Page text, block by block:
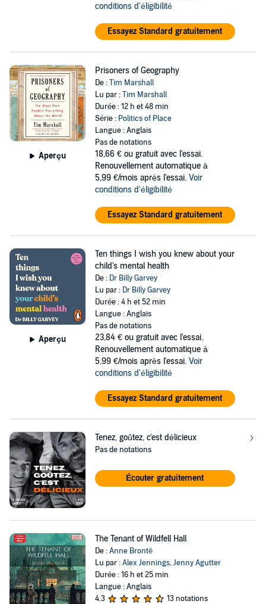
conditions d'éligibilité
Essayez Standard gratuitement
Aperçu
Prisoners of Geography
De :Tim Marshall
Lu par :Tim Marshall
Durée : 12 h et 48 min
Série : Politics of Place
Langue : Anglais
Pas de notations
18,66 € ou gratuit avec l'essai.
Renouvellement automatique à
5,99 €/mois après l'essai. Voir
conditions d'éligibilité
Essayez Standard gratuitement
Aperçu
Ten things I wish you knew about your
child's mental health
De : Dr Billy Garvey
Lu par : Dr Billy Garvey
Durée : 4 h et 52 min
Langue : Anglais
Pas de notations
23,84 € ou gratuit avec l'essai.
Renouvellement automatique à
5,99 €/mois après l'essai. Voir
conditions d'éligibilité
Essayez Standard gratuitement
Tenez, goûtez, c'est délicieux
Pas de notations
Écouter gratuitement
The Tenant of Wildfell Hall
De :Anne Brontë
Lu par :Alex Jennings,Jenny Agutter
Durée : 16 h et 25 min
Langue : Anglais
4,3
13 notations